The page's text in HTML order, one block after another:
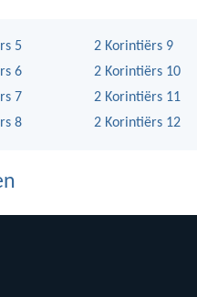
5
6
7
8
2 Korintiërs 9
2 Korintiërs 10
2 Korintiërs 11
2 Korintiërs 12